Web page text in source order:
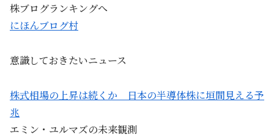
株ブログランキングへ
にほんブログ村
意識しておきたいニュース
株式相場の上昇は続くか 日本の半導体株に垣間見える予
兆
エミン・ユルマズの未来観測